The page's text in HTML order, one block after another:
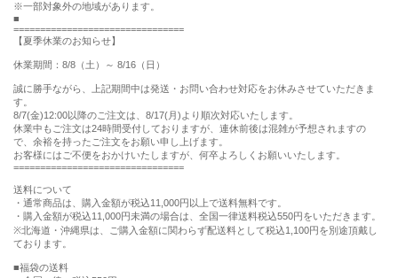
※一部対象外の地域があります。
================================
【夏季休業のお知らせ】
休業期間：8/8（土）～ 8/16（日）
誠に勝手ながら、上記期間中は発送・お問い合わせ対応をお休みさせていただきま
す。
8/7(金)12:00以降のご注文は、8/17(月)より順次対応いたします。
休業中もご注文は24時間受付しておりますが、連休前後は混雑が予想されますの
で、余裕を持ったご注文をお願い申し上げます。
お客様にはご不便をおかけいたしますが、何卒よろしくお願いいたします。
================================
送料について
・通常商品は、購入金額が税込11,000円以上で送料無料です。
・購入金額が税込11,000円未満の場合は、全国一律送料税込550円をいただきます。
※北海道・沖縄県は、ご購入金額に関わらず配送料として税込1,100円を別途頂戴し
ております。
■福袋の送料